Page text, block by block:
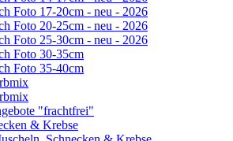
Foto 17-20cm - neu - 2026
Foto 20-25cm - neu - 2026
Foto 25-30cm - neu - 2026
Foto 30-35cm
Foto 35-40cm
"frachtfrei"
& Krebse